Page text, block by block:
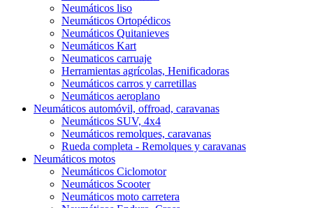
Neumáticos liso
Neumáticos Ortopédicos
Neumáticos Quitanieves
Neumáticos Kart
Neumaticos carruaje
Herramientas agrícolas, Henificadoras
Neumáticos carros y carretillas
Neumáticos aeroplano
Neumáticos automóvil, offroad, caravanas
Neumáticos SUV, 4x4
Neumáticos remolques, caravanas
Rueda completa - Remolques y caravanas
Neumáticos motos
Neumáticos Ciclomotor
Neumáticos Scooter
Neumáticos moto carretera